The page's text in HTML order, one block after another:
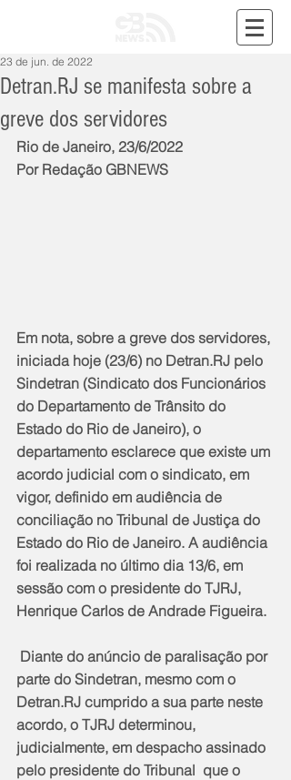
Detran.RJ se manifesta sobre a
greve dos servidores
23 de jun. de 2022
Rio de Janeiro, 23/6/2022
Por Redação GBNEWS
Em nota, sobre a greve dos servidores,
iniciada hoje (23/6) no Detran.RJ pelo
Sindetran (Sindicato dos Funcionários
do Departamento de Trânsito do
Estado do Rio de Janeiro), o
departamento esclarece que existe um
acordo judicial com o sindicato, em
vigor, definido em audiência de
conciliação no Tribunal de Justiça do
Estado do Rio de Janeiro. A audiência
foi realizada no último dia 13/6, em
sessão com o presidente do TJRJ,
Henrique Carlos de Andrade Figueira.
parte do Sindetran, mesmo com o
Detran.RJ cumprido a sua parte neste
acordo, o TJRJ determinou,
judicialmente, em despacho assinado
pelo presidente do Tribunal  que o